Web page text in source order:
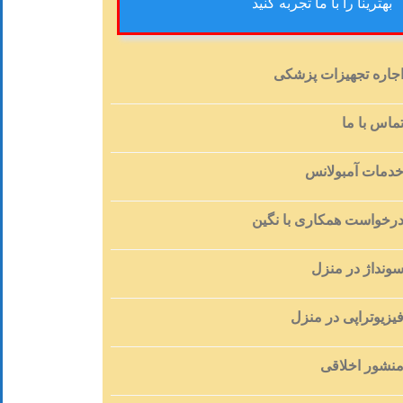
بهترینا را با ما تجربه کنید
اجاره تجهیزات پزشکی
تماس با ما
خدمات آمبولانس
درخواست همکاری با نگین
سونداژ در منزل
فیزیوتراپی در منزل
منشور اخلاقی